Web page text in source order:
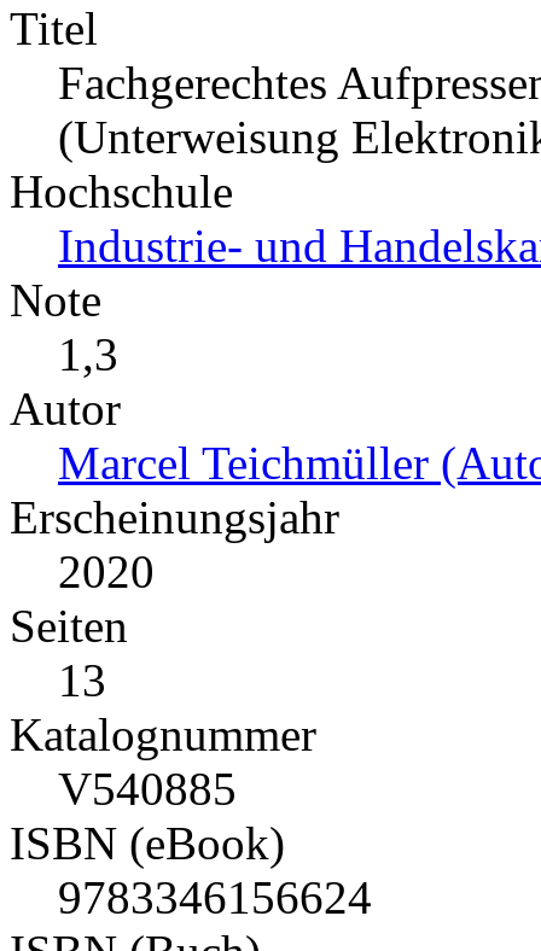
Titel
Fachgerechtes
(Unterweisung
Hochschule
Industrie- und
Note
1,3
Autor
Marcel Teichmüller
Erscheinungsjahr
2020
Seiten
13
Katalognummer
V540885
ISBN (eBook)
9783346156624